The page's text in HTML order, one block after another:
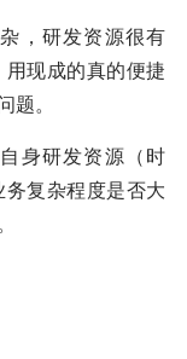
，研发资源很有
现成的真的便捷
题。
身研发资源（时
复杂程度是否大